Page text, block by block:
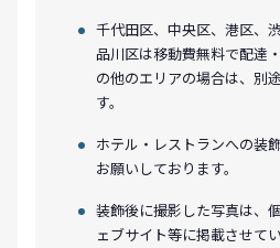
千代田区、中央区、港区、
品川区は移動費無料で配達
の他のエリアの場合は、別
す。
ホテル・レストランへの装
お願いしております。
装飾後に撮影した写真は、
ェブサイト等に掲載させて